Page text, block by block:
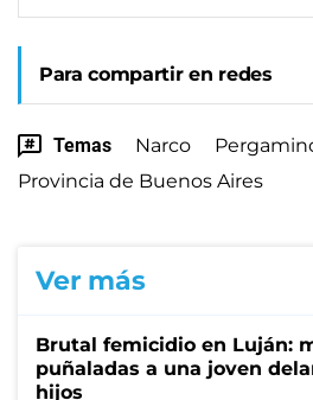
Para compartir en redes
Temas Narco
Provincia de Buenos Aires
Ver más
Brutal femicidio en Luján:
puñaladas a una joven
hijos